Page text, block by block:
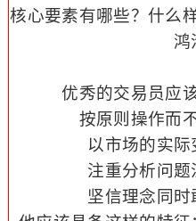
核心要素有哪些？什么
鸿
优秀的交易员应
按原则操作而
以市场的实际
注重分析问题
坚信理念同时